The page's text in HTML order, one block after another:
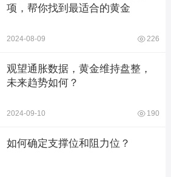
项，帮你找到最适合的黄金
2024-08-09 226
观望通胀数据，黄金维持盘整，
未来趋势如何？
2024-09-10 190
如何确定支撑位和阻力位？